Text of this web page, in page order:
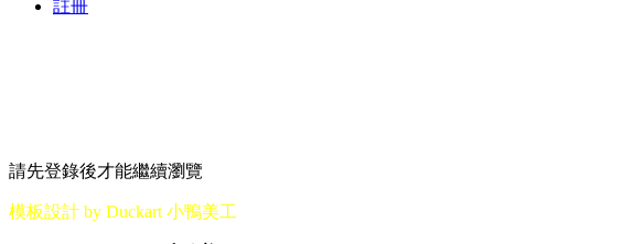
註冊
請先登錄後才能繼續瀏覽
模板設計 by Duckart 小鴨美工